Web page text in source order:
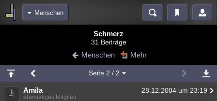
Menschen
Blogs
Chat Wiki Neuigkeiten
meine Rubriken
Menschen Mystery Kriminalfälle
Schmerz
31 Beiträge
Menschen Mehr
Seite 2 / 2
Amila 28.12.2004 um 23:19
ehemaliges Mitglied